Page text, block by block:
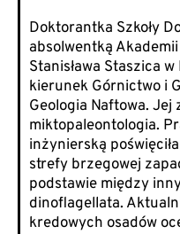
Doktorantka Szkoły
absolwentką
Stanisława Staszica
kierunek Górnictwo i
Geologia Naftowa.
miktopaleontologia.
inżynierską
strefy brzegowej
podstawie między
dinoflagellata.
kredowych osadów